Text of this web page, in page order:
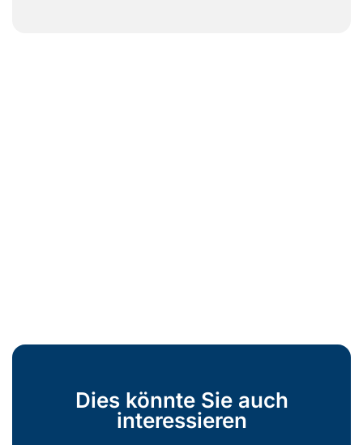
Dies könnte Sie auch
interessieren